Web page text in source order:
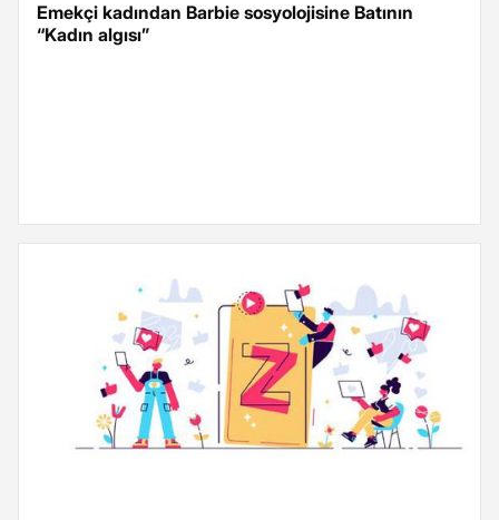
Emekçi kadından Barbie sosyolojisine Batının
“Kadın algısı”